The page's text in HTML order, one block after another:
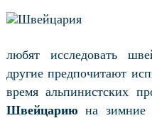
любят исследовать
другие предпочитают
время альпинистских
Швейцарию на зимние